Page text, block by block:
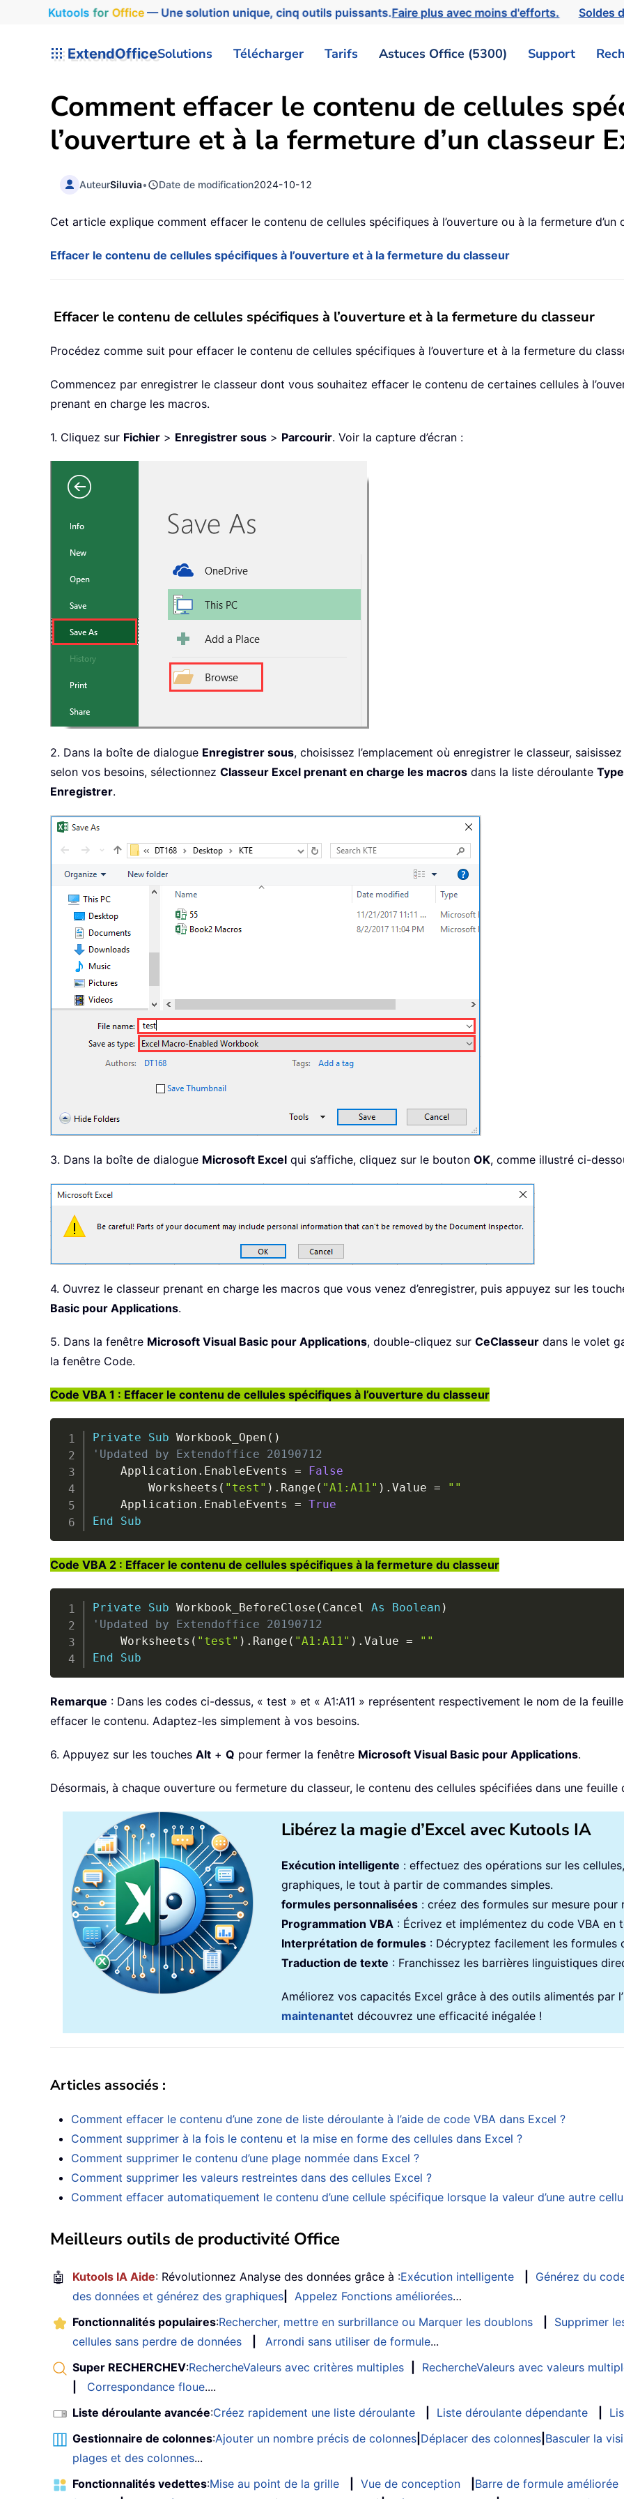
Kutools for Office— Une solution unique, cinq outils puissants.Faire plus avec moins d'efforts. Soldes
ExtendOfficeSolutions Télécharger Tarifs Astuces Office (5300) Support
Comment effacer le contenu de cellules
l’ouverture et à la fermeture d’un classeur
AuteurSiluvia• Date de modification2024-10-12
Cet article explique comment effacer le contenu de cellules spécifiques à l’ouverture ou à la fermeture d’un
Effacer le contenu de cellules spécifiques à l’ouverture et à la fermeture du classeur
Effacer le contenu de cellules spécifiques à l’ouverture et à la fermeture du classeur
Procédez comme suit pour effacer le contenu de cellules spécifiques à l’ouverture et à la fermeture du
Commencez par enregistrer le classeur dont vous souhaitez effacer le contenu de certaines cellules à
prenant en charge les macros.
1. Cliquez sur Fichier > Enregistrer sous > Parcourir. Voir la capture d’écran :
2. Dans la boîte de dialogue Enregistrer sous, choisissez l’emplacement où enregistrer le classeur,
selon vos besoins, sélectionnez Classeur Excel prenant en charge les macros dans la liste déroulante
Enregistrer.
3. Dans la boîte de dialogue Microsoft Excel qui s’affiche, cliquez sur le bouton OK, comme illustré ci-
4. Ouvrez le classeur prenant en charge les macros que vous venez d’enregistrer, puis appuyez sur les
Basic pour Applications.
5. Dans la fenêtre Microsoft Visual Basic pour Applications, double-cliquez sur CeClasseur dans le volet
la fenêtre Code.
Code VBA 1 : Effacer le contenu de cellules spécifiques à l’ouverture du classeur
Private Sub Workbook_Open ( )
'Updated by Extendoffice 20190712
    Application
. EnableEvents =
False
        Worksheets
( "test" ) . Range ( "A1:A11" ) . Value =
""
    Application
. EnableEvents = True
End
Sub
Code VBA 2 : Effacer le contenu de cellules spécifiques à la fermeture du classeur
Private Sub Workbook_BeforeClose ( Cancel As Boolean )
'Updated by Extendoffice 20190712
    Worksheets
( "test" ) . Range ( "A1:A11" ) . Value =
""
End
Sub
Remarque : Dans les codes ci-dessus, « test » et « A1:A11 » représentent respectivement le nom de la
effacer le contenu. Adaptez-les simplement à vos besoins.
6. Appuyez sur les touches Alt + Q pour fermer la fenêtre Microsoft Visual Basic pour Applications.
Désormais, à chaque ouverture ou fermeture du classeur, le contenu des cellules spécifiées dans une
Libérez la magie d’Excel avec Kutools IA
Exécution intelligente : effectuez des opérations sur les
graphiques, le tout à partir de commandes simples.
formules personnalisées : créez des formules sur mesure
Programmation VBA : Écrivez et implémentez du code VBA en
Interprétation de formules : Décryptez facilement les formules
Traduction de texte : Franchissez les barrières linguistiques
Améliorez vos capacités Excel grâce à des outils alimentés par
maintenantet découvrez une efficacité inégalée !
Articles associés :
Comment effacer le contenu d’une zone de liste déroulante à l’aide de code VBA dans Excel ?
Comment supprimer à la fois le contenu et la mise en forme des cellules dans Excel ?
Comment supprimer le contenu d’une plage nommée dans Excel ?
Comment supprimer les valeurs restreintes dans des cellules Excel ?
Comment effacer automatiquement le contenu d’une cellule spécifique lorsque la valeur d’une autre
Meilleurs outils de productivité Office
🤖 Kutools IA Aide: Révolutionnez Analyse des données grâce à :Exécution intelligente
Générez du
des données et générez des graphiques
Appelez Fonctions améliorées…
Fonctionnalités populaires:Rechercher, mettre en surbrillance ou Marquer les doublons
Supprimer
cellules sans perdre de données
Arrondi sans utiliser de formule...
Super RECHERCHEV:RechercheValeurs avec critères multiples
RechercheValeurs avec valeurs
Correspondance floue....
Liste déroulante avancée:Créez rapidement une liste déroulante Liste déroulante dépendante
Gestionnaire de colonnes:Ajouter un nombre précis de colonnes Déplacer des colonnes Basculer la
plages et des colonnes...
Fonctionnalités vedettes:Mise au point de la grille Vue de conception
Barre de formule améliorée